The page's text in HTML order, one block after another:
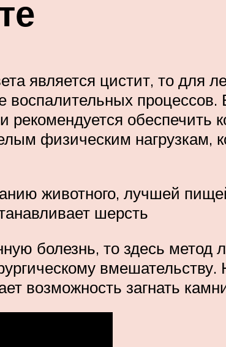
является цистит, то для
обеспечить
физическим нагрузкам,
животного, лучшей
шерсть
болезнь, то здесь метод
возможность загнать